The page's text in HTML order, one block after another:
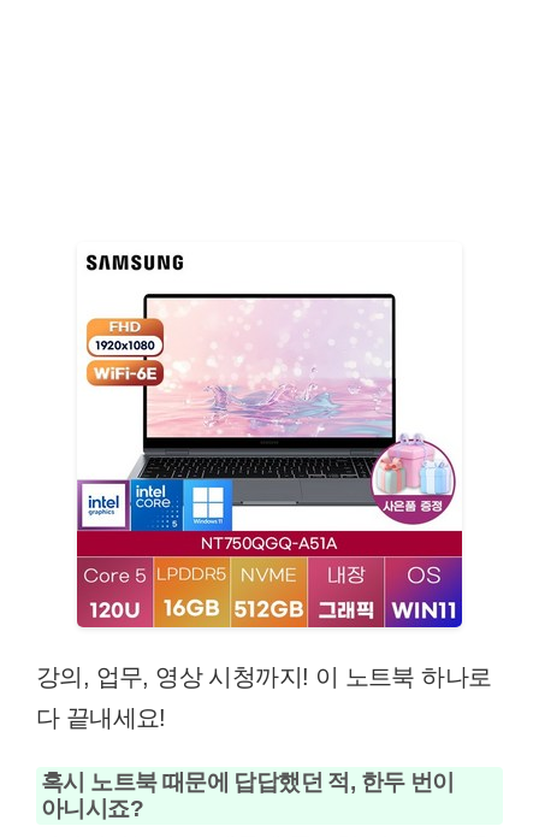
강의, 업무, 영상 시청까지! 이 노트북 하나로
다 끝내세요!
혹시 노트북 때문에 답답했던 적, 한두 번이
아니시죠?